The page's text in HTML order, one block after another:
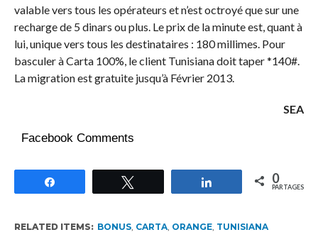
valable vers tous les opérateurs et n’est octroyé que sur une
recharge de 5 dinars ou plus. Le prix de la minute est, quant à
lui, unique vers tous les destinataires : 180 millimes. Pour
basculer à Carta 100%, le client Tunisiana doit taper *140#.
La migration est gratuite jusqu’à Février 2013.
SEA
Facebook Comments
Partagez 0
PARTAGES
RELATED ITEMS: BONUS, CARTA, ORANGE, TUNISIANA